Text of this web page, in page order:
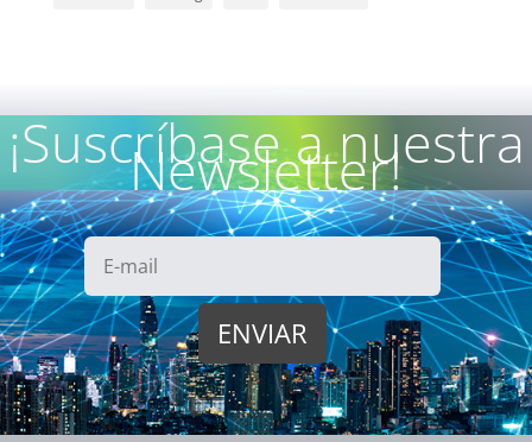
¡Suscríbase a nuestra
Newsletter!